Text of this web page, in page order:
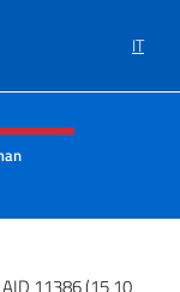
IT
e menù